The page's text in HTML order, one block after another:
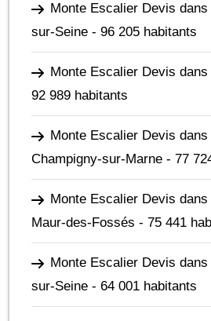
Monte Escalier Devis
sur-Seine - 96 205 habitants
Monte Escalier Devis
92 989 habitants
Monte Escalier Devis
Champigny-sur-Marne - 77
Monte Escalier Devis
Maur-des-Fossés - 75 441
Monte Escalier Devis
sur-Seine - 64 001 habitants